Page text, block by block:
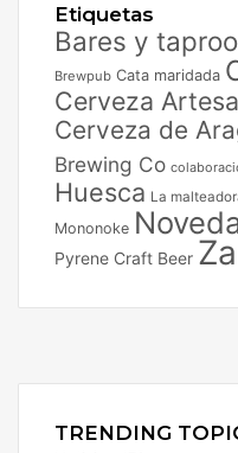
Etiquetas
Bares y
Brewpub Cata maridada
Cerveza
Cerveza de
Brewing Co
Huesca La
Mononoke
Pyrene Craft Beer
TRENDING